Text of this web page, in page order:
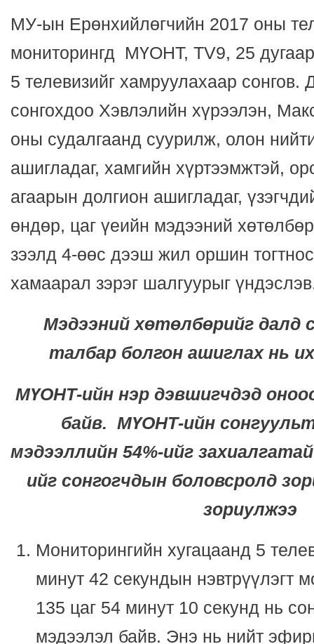
МУ-ын Ерөнхийлөгчийн 2017 оны
мониторингд МҮОНТ, ТV9, 25 дугаар
5 телевизийг хамруулахаар сонгов.
сонгохдоо Хэвлэлийн хүрээлэн,
оны судалгаанд суурилж, олон
ашигладаг, хамгийн хүртээмжтэй,
агаарын долгион ашигладаг,
өндөр, цаг үеийн мэдээний хөтөлбөр
зээлд 4-өөс дээш жил оршин
хамаарал зэрэг шалгуурыг
Мэдээний хөтөлбөрийг далд
талбар болгон ашиглах нь
МҮОНТ-ийн нэр дэвшигчдэд
байв. МҮОНТ-ийн
мэдээллийн 54%-ийг
ийг сонгогчдын боловсролд
зориулжээ
Мониторингийн хугацаанд 5
минут 42 секундын нэвтрүүлэгт
135 цаг 54 минут 10 секунд нь
мэдээлэл байв. Энэ нь нийт